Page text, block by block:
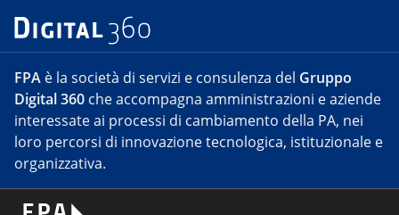
FPA è la società di servizi e consulenza del Gruppo
Digital 360 che accompagna amministrazioni e aziende
interessate ai processi di cambiamento della PA, nei
loro percorsi di innovazione tecnologica, istituzionale e
organizzativa.